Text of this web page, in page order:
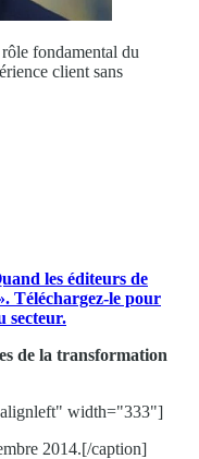
fondamental du
client sans
les éditeurs de
Téléchargez-le pour
secteur.
de la transformation
width="333"]
2014.[/caption]